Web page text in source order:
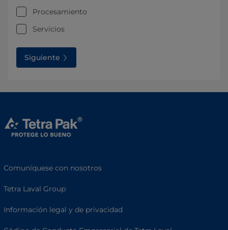
Procesamiento
Servicios
Siguiente
Comuníquese con nosotros
Tetra Laval Group
Información legal y de privacidad